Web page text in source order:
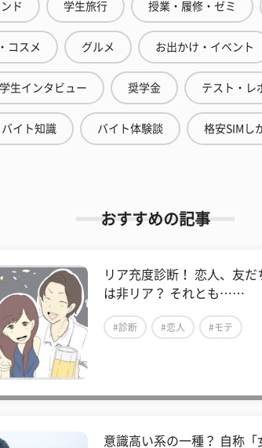
ド 学生旅行 授業・履修・ゼミ
コスメ グルメ お出かけ・イベント
生インタビュー 奨学金 テスト・レ
バイト知識 バイト体験談 格安SIMし
おすすめの記事
リア充度診断！ 恋人、友
は非リア？ それとも……
#診断 #恋人 #モテ
意識高い系の一種？ 自称